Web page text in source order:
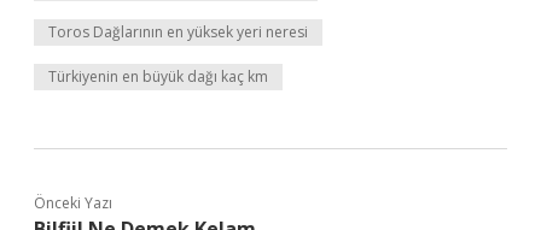
Toros Dağlarının en yüksek yeri neresi
Türkiyenin en büyük dağı kaç km
Önceki Yazı